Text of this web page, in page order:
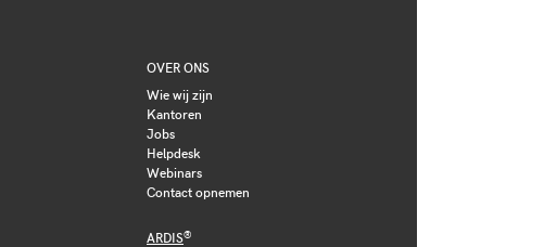
OVER ONS
Wie wij zijn
Kantoren
Jobs
Helpdesk
Webinars
Contact opnemen
ARDIS®